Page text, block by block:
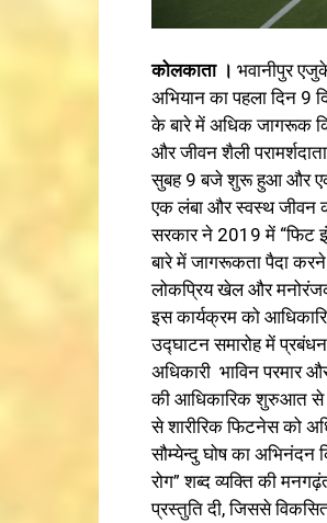
कोलकाता । भवानीपुर
अभियान का पहला दिन 9
के बारे में अधिक जागरूक
और जीवन शैली
सुबह 9 बजे शुरू हुआ और
एक लंबा और स्वस्थ जीवन
सरकार ने 2019 में “फिट
बारे में जागरूकता पैदा करने
लोकप्रिय खेल और
इस कार्यक्रम को
उद्घाटन समारोह में
अधिकारी भाविन परमार
की आधिकारिक शुरुआत से
से शारीरिक फिटनेस को
सौम्येन्दु घोष का अभिनंदन
रोग” शब्द व्यक्ति की
प्रस्तुति दी, जिससे